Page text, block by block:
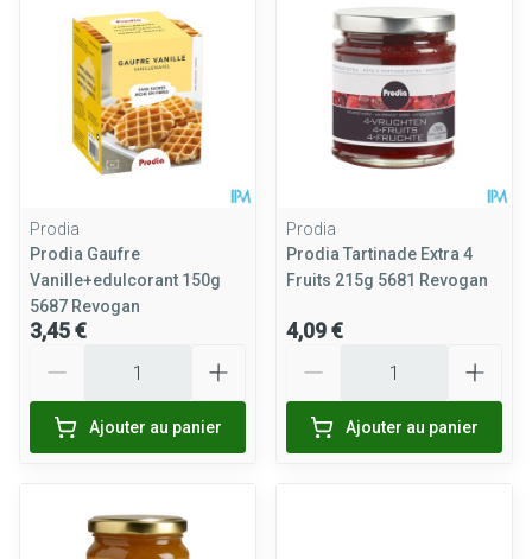
Prodia
Prodia Gaufre
Vanille+edulcorant 150g
5687 Revogan
3,45 €
Ajouter au panier
Prodia
Prodia Tartinade Extra 4
Fruits 215g 5681 Revogan
4,09 €
Ajouter au panier